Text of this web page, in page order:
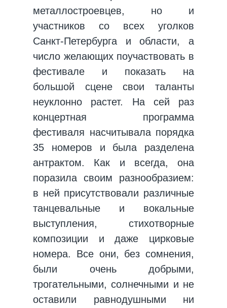
металлостроевцев, но и
участников со всех уголков
Санкт-Петербурга и области, а
число желающих поучаствовать в
фестивале и показать на
большой сцене свои таланты
неуклонно растет. На сей раз
концертная программа
фестиваля насчитывала порядка
35 номеров и была разделена
антрактом. Как и всегда, она
поразила своим разнообразием:
в ней присутствовали различные
танцевальные и вокальные
выступления, стихотворные
композиции и даже цирковые
номера. Все они, без сомнения,
были очень добрыми,
трогательными, солнечными и не
оставили равнодушными ни